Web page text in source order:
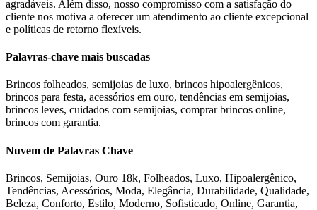
agradáveis. Além disso, nosso compromisso com a satisfação do
cliente nos motiva a oferecer um atendimento ao cliente excepcional
e políticas de retorno flexíveis.
Palavras-chave mais buscadas
Brincos folheados, semijoias de luxo, brincos hipoalergênicos,
brincos para festa, acessórios em ouro, tendências em semijoias,
brincos leves, cuidados com semijoias, comprar brincos online,
brincos com garantia.
Nuvem de Palavras Chave
Brincos, Semijoias, Ouro 18k, Folheados, Luxo, Hipoalergênico,
Tendências, Acessórios, Moda, Elegância, Durabilidade, Qualidade,
Beleza, Conforto, Estilo, Moderno, Sofisticado, Online, Garantia,